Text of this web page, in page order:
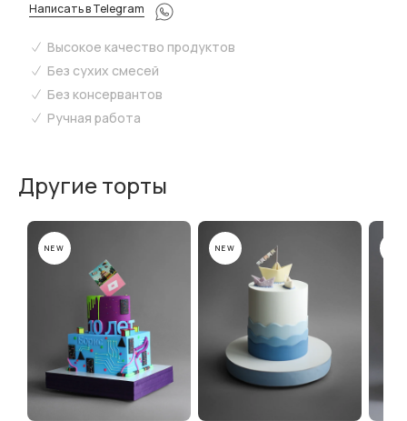
Написать в Telegram
Высокое качество продуктов
Без сухих смесей
Без консервантов
Ручная работа
Другие торты
NEW NEW